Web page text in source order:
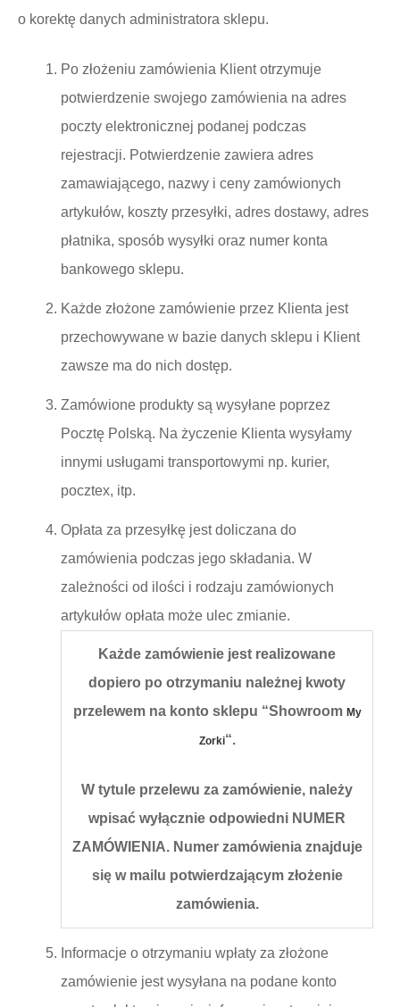
o korektę danych administratora sklepu.
Po złożeniu zamówienia Klient otrzymuje
potwierdzenie swojego zamówienia na adres
poczty elektronicznej podanej podczas
rejestracji. Potwierdzenie zawiera adres
zamawiającego, nazwy i ceny zamówionych
artykułów, koszty przesyłki, adres dostawy, adres
płatnika, sposób wysyłki oraz numer konta
bankowego sklepu.
Każde złożone zamówienie przez Klienta jest
przechowywane w bazie danych sklepu i Klient
zawsze ma do nich dostęp.
Zamówione produkty są wysyłane poprzez
Pocztę Polską. Na życzenie Klienta wysyłamy
innymi usługami transportowymi np. kurier,
pocztex, itp.
Opłata za przesyłkę jest doliczana do
zamówienia podczas jego składania. W
zależności od ilości i rodzaju zamówionych
artykułów opłata może ulec zmianie.
Każde zamówienie jest realizowane
dopiero po otrzymaniu należnej kwoty
przelewem na konto sklepu “Showroom My
Zorki“.
W tytule przelewu za zamówienie, należy
wpisać wyłącznie odpowiedni NUMER
ZAMÓWIENIA. Numer zamówienia znajduje
się w mailu potwierdzającym złożenie
zamówienia.
Informacje o otrzymaniu wpłaty za złożone
zamówienie jest wysyłana na podane konto